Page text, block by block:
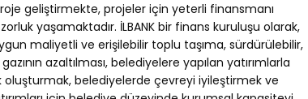
geliştirmekte, projeler için yeterli finansmanı
yaşamaktadır. İLBANK bir finans kuruluşu olarak,
maliyetli ve erişilebilir toplu taşıma, sürdürülebilir,
azaltılması, belediyelere yapılan yatırımlarla
oluşturmak, belediyelerde çevreyi iyileştirmek ve